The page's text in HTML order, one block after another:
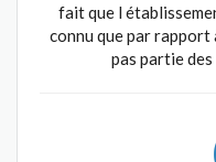
fait que l
connu que par rapport
pas partie